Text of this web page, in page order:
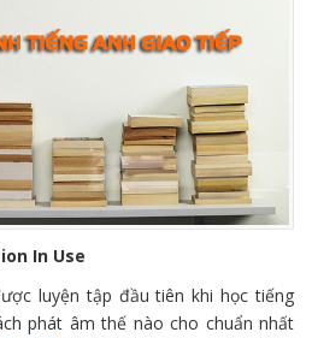
In Use
luyện tập đầu tiên khi học tiếng
phát âm thế nào cho chuẩn nhất